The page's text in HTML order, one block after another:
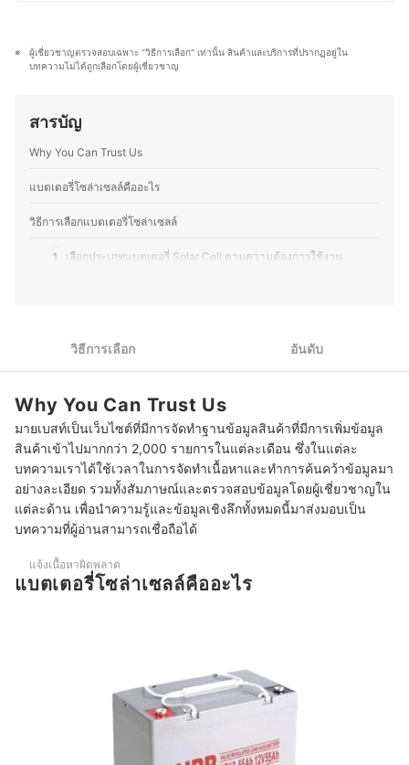
วิทยากรรับเชิญในหัวข้อเทคโนโลยี การตลาดดิจิทัล และแนว
โน้มผู้บริโภค อีกทั้งยังมีผลงานหนังสือด้านเทคโนโลยีที่ติด
การอัปเดตข้อมูลสินค้าไอทีแล้ว คุณมอสยังชื่นชอบงานช่าง
และ DIY โดยมักซ่อมแซมอุปกรณ์อิเล็กทรอนิกส์และเครื่องใช้
สนุกกับการแบ่งปันความรู้เกี่ยวกับเทคโนโลยีและอุปกรณ์ไอที
สามารถเลือกอุปกรณ์ที่เหมาะสมกับการใช้งานของตนเองได้
ประวัติของ ภารวี พิมพ์ทอง (มอส)
ผู้เชี่ยวชาญตรวจสอบเฉพาะ "วิธีการเลือก" เท่านั้น สินค้าและบริการที่ปรากฏอยู่ใน
บทความไม่ได้ถูกเลือกโดยผู้เชี่ยวชาญ
สารบัญ
Why You Can Trust Us
แบตเตอรี่โซล่าเซลล์คืออะไร
วิธีการเลือกแบตเตอรี่โซล่าเซลล์
1 เลือกประเภทแบตเตอรี่ Solar Cell ตามความต้องการใช้งาน
4 เลือกแบตเตอรี่ที่มีระบบรักษาความปลอดภัยในการใช้งานร่วมด้วย
10 แบตเตอรี่โซล่าเซลล์ แบบไหนดี แบตลิเธียม Deep Cycle
บทความที่เกี่ยวข้องกับแบตเตอรี่โซล่าเซลล์
วิธีการเลือก อันดับ
Why You Can Trust Us
มายเบสท์เป็นเว็บไซต์ที่มีการจัดทำฐานข้อมูลสินค้าที่มีการเพิ่มข้อมูล
สินค้าเข้าไปมากกว่า 2,000 รายการในแต่ละเดือน ซึ่งในแต่ละ
บทความเราได้ใช้เวลาในการจัดทำเนื้อหาและทำการค้นคว้าข้อมูลมา
อย่างละเอียด รวมทั้งสัมภาษณ์และตรวจสอบข้อมูลโดยผู้เชี่ยวชาญใน
แต่ละด้าน เพื่อนำความรู้และข้อมูลเชิงลึกทั้งหมดนี้มาส่งมอบเป็น
บทความที่ผู้อ่านสามารถเชื่อถือได้
แจ้งเนื้อหาผิดพลาด
แบตเตอรี่โซล่าเซลล์คืออะไร